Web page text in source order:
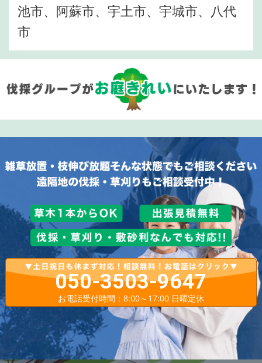
池市、阿蘇市、宇土市、宇城市、八代
市
050-3503-9647
お電話受付時間：8:00～17:00 日曜定休